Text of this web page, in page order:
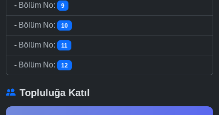
- Bölüm No: 9
- Bölüm No: 10
- Bölüm No: 11
- Bölüm No: 12
Topluluğa Katıl